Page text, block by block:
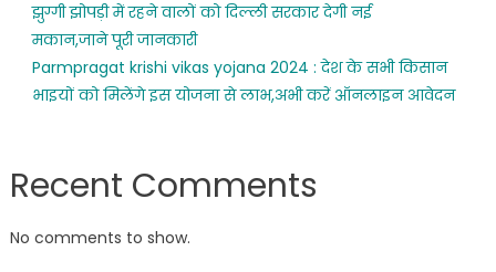
झुग्गी झोपड़ी में रहने वालों को दिल्ली सरकार देगी नई
मकान,जाने पूरी जानकारी
Parmpragat krishi vikas yojana 2024 : देश के सभी किसान
भाइयों को मिलेंगे इस योजना से लाभ,अभी करें ऑनलाइन आवेदन
Recent Comments
No comments to show.